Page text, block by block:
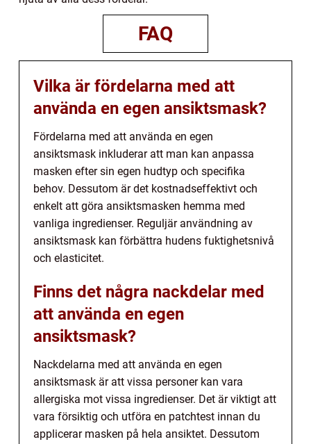
FAQ
Vilka är fördelarna med att
använda en egen ansiktsmask?
Fördelarna med att använda en egen
ansiktsmask inkluderar att man kan anpassa
masken efter sin egen hudtyp och specifika
behov. Dessutom är det kostnadseffektivt och
enkelt att göra ansiktsmasken hemma med
vanliga ingredienser. Reguljär användning av
ansiktsmask kan förbättra hudens fuktighetsnivå
och elasticitet.
Finns det några nackdelar med
att använda en egen
ansiktsmask?
Nackdelarna med att använda en egen
ansiktsmask är att vissa personer kan vara
allergiska mot vissa ingredienser. Det är viktigt att
vara försiktig och utföra en patchtest innan du
applicerar masken på hela ansiktet. Dessutom